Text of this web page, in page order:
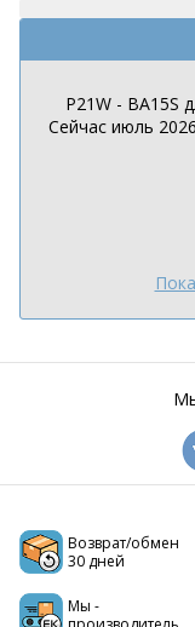
P21W - BA15S
Сейчас июль
Возврат/обмен
30 дней
Мы -